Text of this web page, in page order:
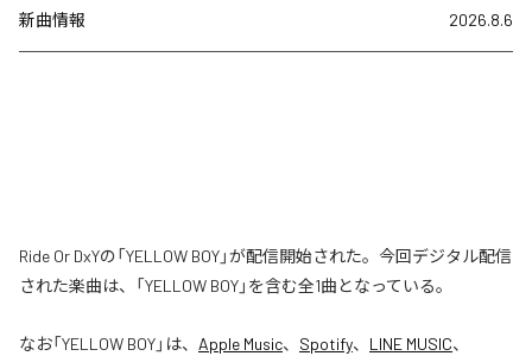
新曲情報 2026.8.6
Ride Or DxYの「YELLOW BOY」が配信開始された。今回デジタル配信
された楽曲は、「YELLOW BOY」を含む全1曲となっている。
なお「YELLOW BOY」は、 Apple Music、 Spotify、 LINE MUSIC、